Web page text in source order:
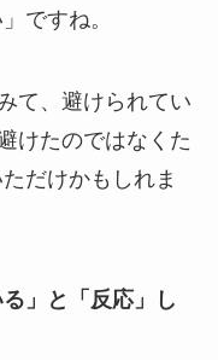
ですね。
て、避けられてい
けたのではなくた
だけかもしれま
」と「反応」し